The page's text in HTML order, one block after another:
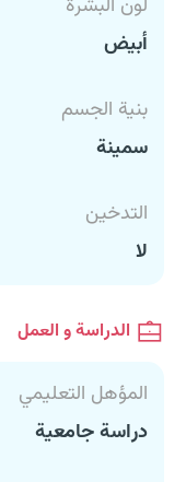
لون البشرة
أبيض
بنية الجسم
سمينة
التدخين
لا
الدراسة و العمل
المؤهل التعليمي
دراسة جامعية